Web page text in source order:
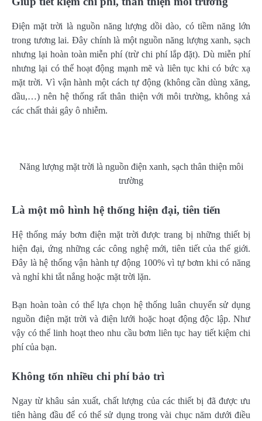
Điện mặt trời là nguồn năng lượng dồi dào, có tiềm năng lớn
trong tương lai. Đây chính là một nguồn năng lượng xanh, sạch
nhưng lại hoàn toàn miễn phí (trừ chi phí lắp đặt). Dù miễn phí
nhưng lại có thể hoạt động mạnh mẽ và liên tục khi có bức xạ
mặt trời. Vì vận hành một cách tự động (không cần dùng xăng,
dầu,…) nên hệ thống rất thân thiện với môi trường, không xả
các chất thải gây ô nhiễm.
Năng lượng mặt trời là nguồn điện xanh, sạch thân thiện môi
trường
Là một mô hình hệ thống hiện đại, tiên tiến
Hệ thống máy bơm điện mặt trời được trang bị những thiết bị
hiện đại, ứng những các công nghệ mới, tiên tiết của thế giới.
Đây là hệ thống vận hành tự động 100% vì tự bơm khi có năng
và nghỉ khi tắt nắng hoặc mặt trời lặn.
Bạn hoàn toàn có thể lựa chọn hệ thống luân chuyển sử dụng
nguồn điện mặt trời và điện lưới hoặc hoạt động độc lập. Như
vậy có thể linh hoạt theo nhu cầu bơm liên tục hay tiết kiệm chi
phí của bạn.
Không tốn nhiều chi phí bảo trì
Ngay từ khâu sản xuất, chất lượng của các thiết bị đã được ưu
tiên hàng đầu để có thể sử dụng trong vài chục năm dưới điều